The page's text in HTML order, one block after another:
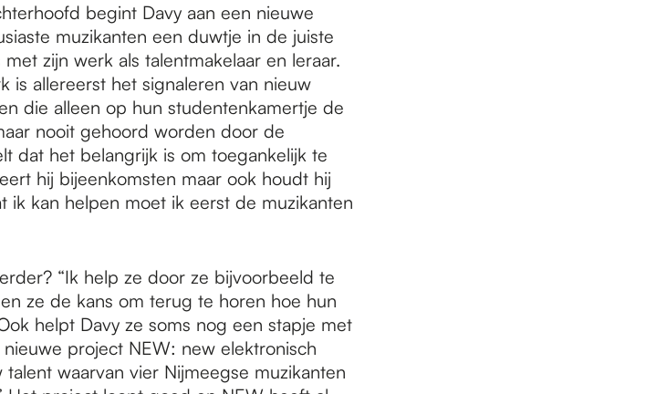
begint Davy aan een nieuwe
muzikanten een duwtje in de juiste
zijn werk als talentmakelaar en leraar.
is allereerst het signaleren van nieuw
die alleen op hun studentenkamertje de
nooit gehoord worden door de
dat het belangrijk is om toegankelijk te
hij bijeenkomsten maar ook houdt hij
ik kan helpen moet ik eerst de muzikanten
“Ik help ze door ze bijvoorbeeld te
ze de kans om terug te horen hoe hun
helpt Davy ze soms nog een stapje met
project NEW: new elektronisch
waarvan vier Nijmeegse muzikanten